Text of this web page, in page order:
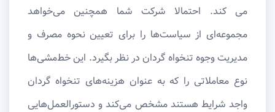
می کند. احتمالا شرکت شما همچنین می‌خواهد
مجموعه‌ای از سیاست‌ها را برای تعیین نحوه مصرف و
مدیریت وجوه تنخواه گردان در نظر بگیرد. این خط‌مشی‌ها
نوع معاملاتی را که به عنوان هزینه‌های تنخواه گردان
واجد شرایط هستند مشخص می‌کند و دستورالعمل‌هایی